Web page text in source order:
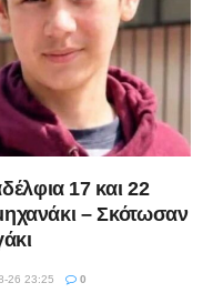
17 και 22
– Σκότωσαν
26 23:25 0